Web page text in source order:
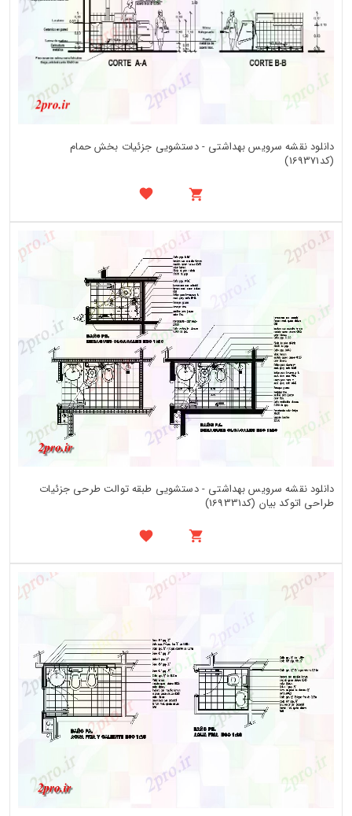
دانلود نقشه سرویس بهداشتی - دستشویی جزئیات بخش حمام
(کد169371)
دانلود نقشه سرویس بهداشتی - دستشویی طبقه توالت طرحی جزئیات
طراحی اتوکد بیان (کد169331)